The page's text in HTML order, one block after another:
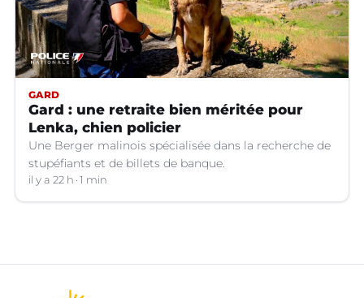
GARD
Gard : une retraite bien méritée pour
Lenka, chien policier
Une Berger malinois spécialisée dans la recherche de
stupéfiants et de billets de banque.
il y a 22 h 1 min